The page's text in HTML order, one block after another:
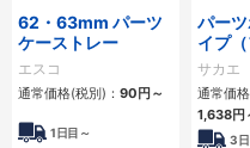
62・63mm パーツ
ケーストレー
エスコ
通常価格(税別)： 90 円 ～
1日目～
パー
イプ（
サカエ
通常価
1,638円
3日